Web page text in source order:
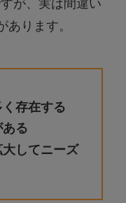
が、実は間違い
ります。
存在する
る
してニーズ